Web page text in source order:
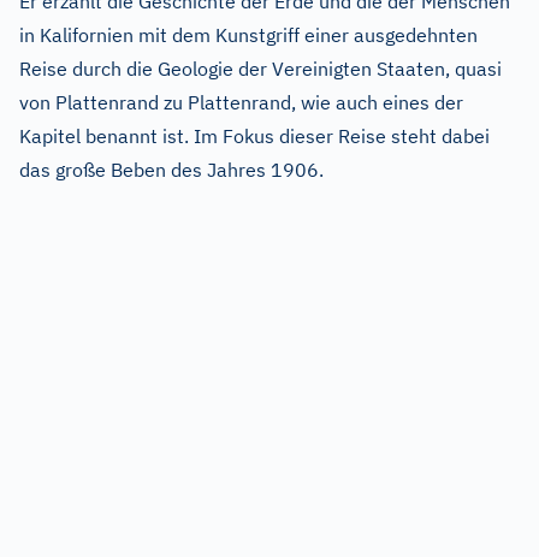
in Kalifornien mit dem Kunstgriff einer ausgedehnten
Reise durch die Geologie der Vereinigten Staaten, quasi
von Plattenrand zu Plattenrand, wie auch eines der
Kapitel benannt ist. Im Fokus dieser Reise steht dabei
das große Beben des Jahres 1906.